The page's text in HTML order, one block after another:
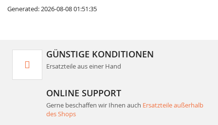
Generated: 2026-08-08 01:51:35
GÜNSTIGE KONDITIONEN
Ersatzteile aus einer Hand
ONLINE SUPPORT
Gerne beschaffen wir Ihnen auch Ersatzteile außerhalb
des Shops